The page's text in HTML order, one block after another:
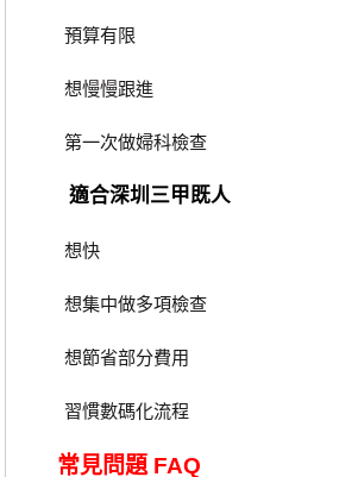
預算有限
想慢慢跟進
第一次做婦科檢查
適合深圳三甲既人
想快
想集中做多項檢查
想節省部分費用
習慣數碼化流程
常見問題 FAQ